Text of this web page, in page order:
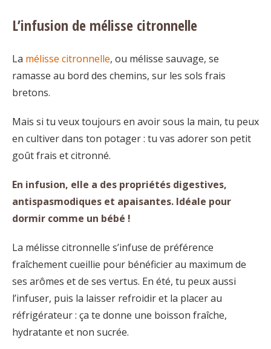
L’infusion de mélisse citronnelle
La mélisse citronnelle, ou mélisse sauvage, se
ramasse au bord des chemins, sur les sols frais
bretons.
Mais si tu veux toujours en avoir sous la main, tu peux
en cultiver dans ton potager : tu vas adorer son petit
goût frais et citronné.
En infusion, elle a des propriétés digestives,
antispasmodiques et apaisantes. Idéale pour
dormir comme un bébé !
La mélisse citronnelle s’infuse de préférence
fraîchement cueillie pour bénéficier au maximum de
ses arômes et de ses vertus. En été, tu peux aussi
l’infuser, puis la laisser refroidir et la placer au
réfrigérateur : ça te donne une boisson fraîche,
hydratante et non sucrée.